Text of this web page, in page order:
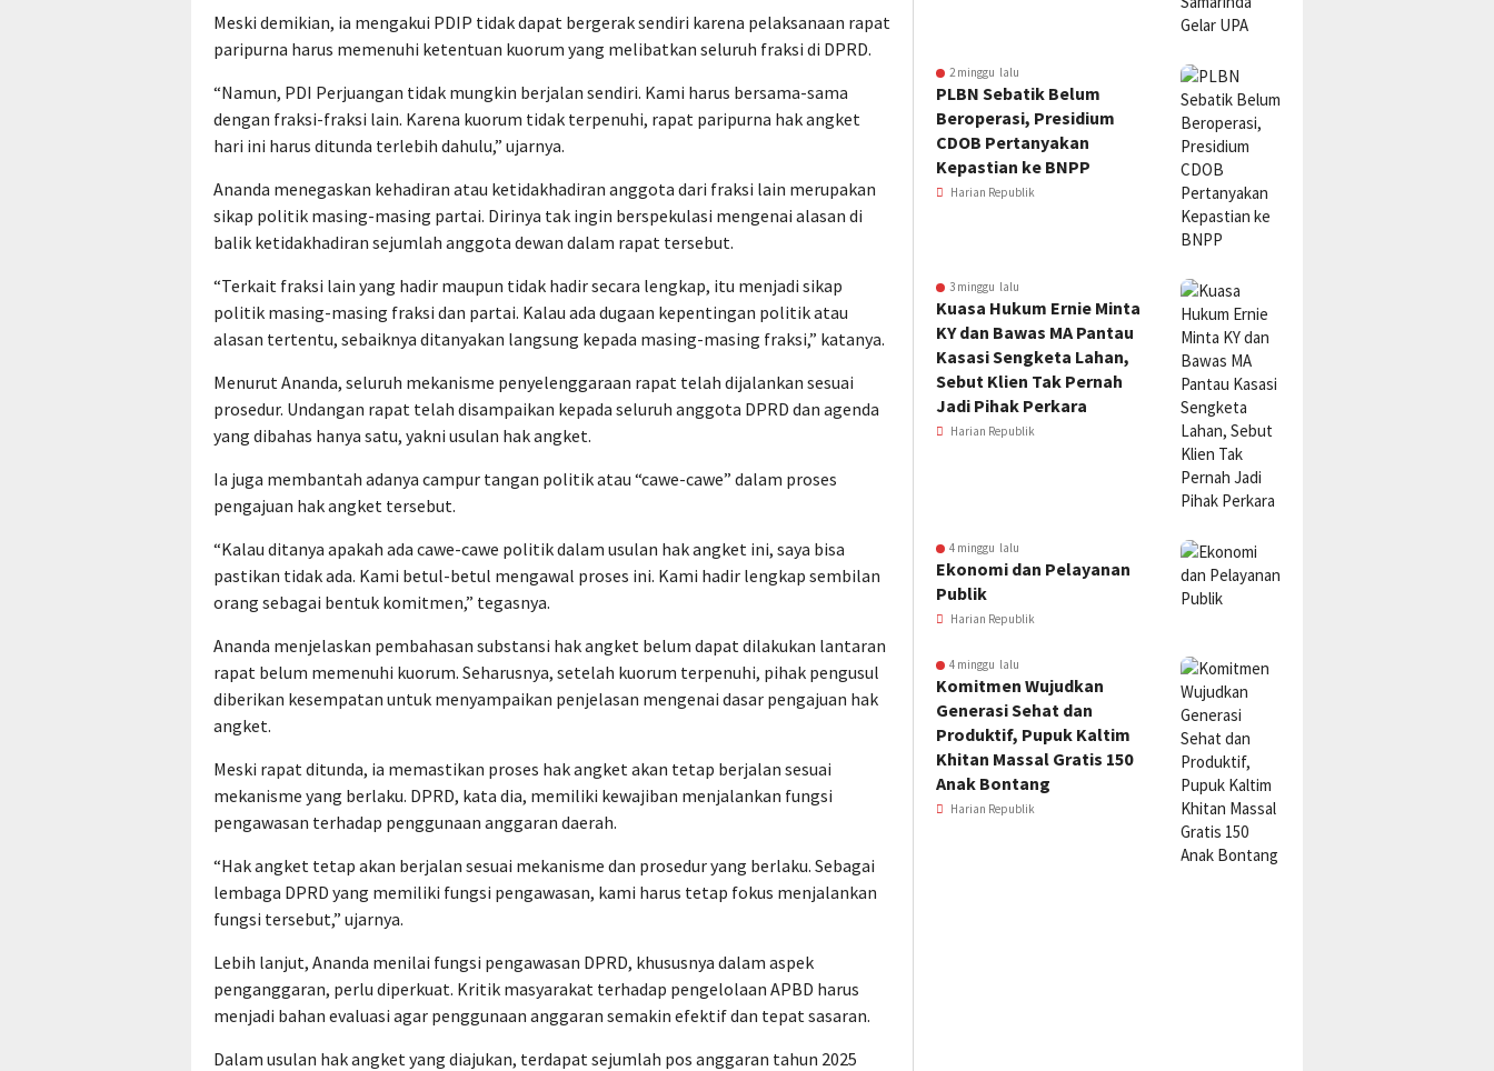
Meski demikian, ia mengakui PDIP tidak dapat bergerak sendiri karena pelaksanaan rapat
paripurna harus memenuhi ketentuan kuorum yang melibatkan seluruh fraksi di DPRD.
“Namun, PDI Perjuangan tidak mungkin berjalan sendiri. Kami harus bersama-sama
dengan fraksi-fraksi lain. Karena kuorum tidak terpenuhi, rapat paripurna hak angket
hari ini harus ditunda terlebih dahulu,” ujarnya.
Ananda menegaskan kehadiran atau ketidakhadiran anggota dari fraksi lain merupakan
sikap politik masing-masing partai. Dirinya tak ingin berspekulasi mengenai alasan di
balik ketidakhadiran sejumlah anggota dewan dalam rapat tersebut.
“Terkait fraksi lain yang hadir maupun tidak hadir secara lengkap, itu menjadi sikap
politik masing-masing fraksi dan partai. Kalau ada dugaan kepentingan politik atau
alasan tertentu, sebaiknya ditanyakan langsung kepada masing-masing fraksi,” katanya.
Menurut Ananda, seluruh mekanisme penyelenggaraan rapat telah dijalankan sesuai
prosedur. Undangan rapat telah disampaikan kepada seluruh anggota DPRD dan agenda
yang dibahas hanya satu, yakni usulan hak angket.
Ia juga membantah adanya campur tangan politik atau “cawe-cawe” dalam proses
pengajuan hak angket tersebut.
“Kalau ditanya apakah ada cawe-cawe politik dalam usulan hak angket ini, saya bisa
pastikan tidak ada. Kami betul-betul mengawal proses ini. Kami hadir lengkap sembilan
orang sebagai bentuk komitmen,” tegasnya.
Ananda menjelaskan pembahasan substansi hak angket belum dapat dilakukan lantaran
rapat belum memenuhi kuorum. Seharusnya, setelah kuorum terpenuhi, pihak pengusul
diberikan kesempatan untuk menyampaikan penjelasan mengenai dasar pengajuan hak
angket.
Meski rapat ditunda, ia memastikan proses hak angket akan tetap berjalan sesuai
mekanisme yang berlaku. DPRD, kata dia, memiliki kewajiban menjalankan fungsi
pengawasan terhadap penggunaan anggaran daerah.
“Hak angket tetap akan berjalan sesuai mekanisme dan prosedur yang berlaku. Sebagai
lembaga DPRD yang memiliki fungsi pengawasan, kami harus tetap fokus menjalankan
fungsi tersebut,” ujarnya.
Lebih lanjut, Ananda menilai fungsi pengawasan DPRD, khususnya dalam aspek
penganggaran, perlu diperkuat. Kritik masyarakat terhadap pengelolaan APBD harus
menjadi bahan evaluasi agar penggunaan anggaran semakin efektif dan tepat sasaran.
Dalam usulan hak angket yang diajukan, terdapat sejumlah pos anggaran tahun 2025
2 minggu lalu
PLBN Sebatik Belum
Beroperasi, Presidium
CDOB Pertanyakan
Kepastian ke BNPP
Harian Republik
3 minggu lalu
Kuasa Hukum Ernie Minta
KY dan Bawas MA Pantau
Kasasi Sengketa Lahan,
Sebut Klien Tak Pernah
Jadi Pihak Perkara
Harian Republik
4 minggu lalu
Ekonomi dan Pelayanan
Publik
Harian Republik
4 minggu lalu
Komitmen Wujudkan
Generasi Sehat dan
Produktif, Pupuk Kaltim
Khitan Massal Gratis 150
Anak Bontang
Harian Republik